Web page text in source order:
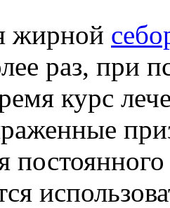
жирной
раз, при
курс